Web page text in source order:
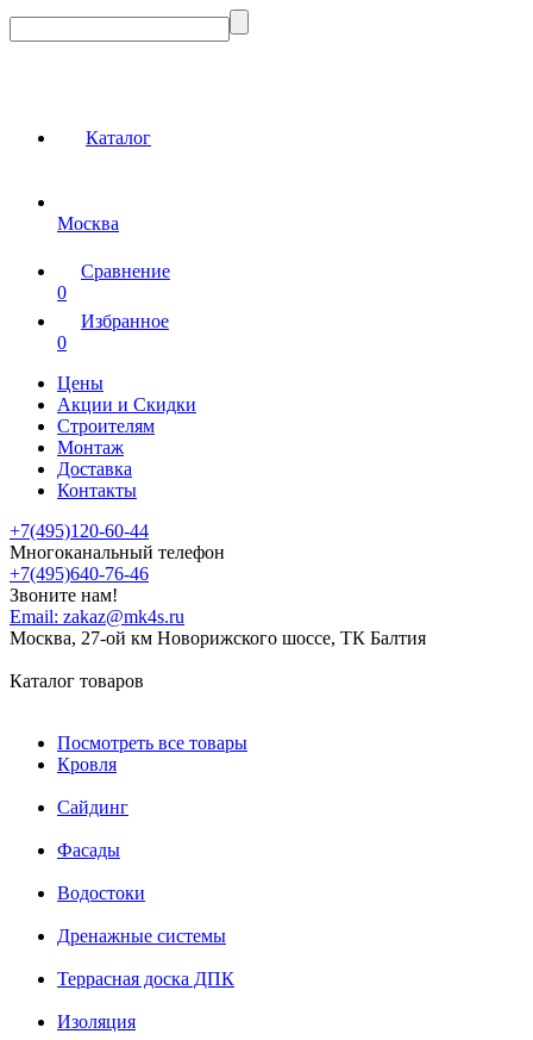
Каталог
Москва
Сравнение
0
Избранное
0
Цены
Акции и Скидки
Строителям
Монтаж
Доставка
Контакты
+7(495)120-60-44
Многоканальный телефон
+7(495)640-76-46
Звоните нам!
Email: zakaz@mk4s.ru
Москва, 27-ой км Новорижского шоссе, ТК Балтия
Каталог товаров
Посмотреть все товары
Кровля
Сайдинг
Фасады
Водостоки
Дренажные системы
Террасная доска ДПК
Изоляция